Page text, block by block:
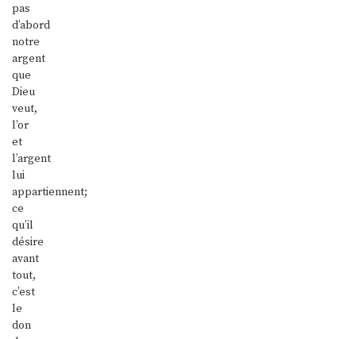
pas
d’abord
notre
argent
que
Dieu
veut,
l’or
et
l’argent
lui
appartiennent;
ce
qu’il
désire
avant
tout,
c’est
le
don